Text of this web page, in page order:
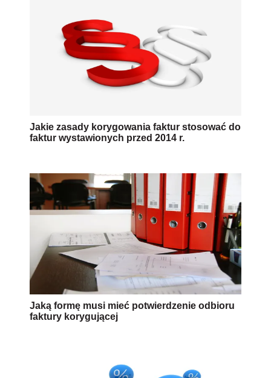
Jakie zasady korygowania faktur stosować do
faktur wystawionych przed 2014 r.
Jaką formę musi mieć potwierdzenie odbioru
faktury korygującej